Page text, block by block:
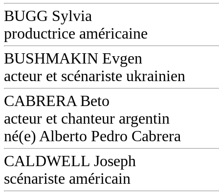
BUGG Sylvia
productrice américaine
BUSHMAKIN Evgen
acteur et scénariste ukrainien
CABRERA Beto
acteur et chanteur argentin
né(e) Alberto Pedro Cabrera
CALDWELL Joseph
scénariste américain